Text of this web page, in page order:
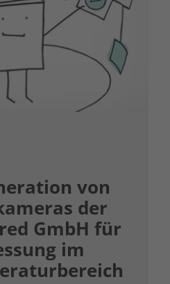
von
der
GmbH für
im